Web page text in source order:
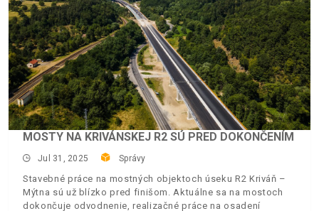
MOSTY NA KRIVÁNSKEJ R2 SÚ PRED DOKONČENÍM
Jul 31, 2025 Správy
Stavebné práce na mostných objektoch úseku R2 Kriváň –
Mýtna sú už blízko pred finišom. Aktuálne sa na mostoch
dokončuje odvodnenie, realizačné práce na osadení